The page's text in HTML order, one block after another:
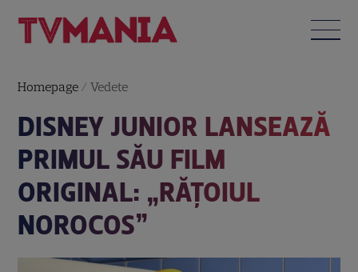
Homepage /Vedete
DISNEY JUNIOR LANSEAZĂ
PRIMUL SĂU FILM
ORIGINAL: „RĂŢOIUL
NOROCOS”